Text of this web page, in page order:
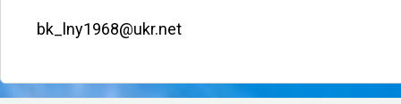
bk_lny1968@ukr.net